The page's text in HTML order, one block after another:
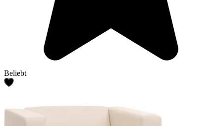
Beliebt